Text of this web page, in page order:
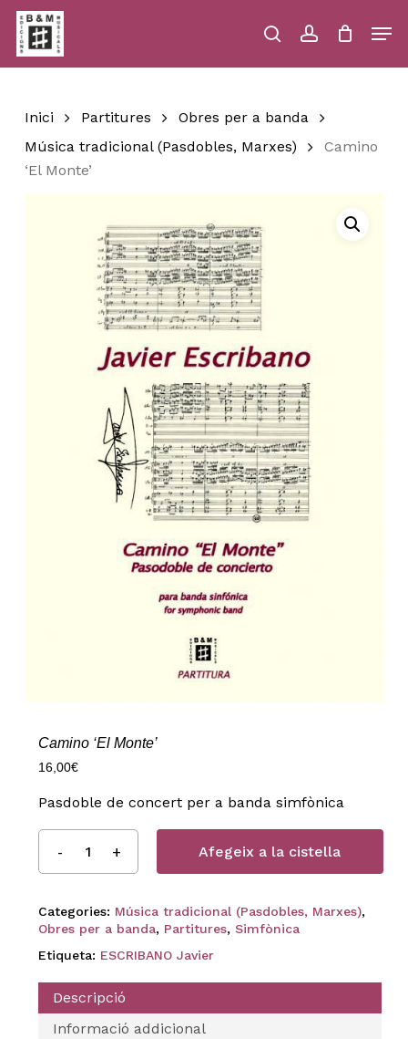
Skip
main
content
searchaccount
Close
Inici Partitures
Obres per a banda
Música tradicional (Pasdobles, Marxes)
Camino
‘El Monte’
Camino ‘El Monte’
16,00€
Pasdoble de concert per a banda simfònica
Afegeix a la cistella
Categories: Música tradicional (Pasdobles, Marxes),
Obres per a banda, Partitures, Simfònica
Etiqueta: ESCRIBANO Javier
Descripció
Informació addicional
Menu